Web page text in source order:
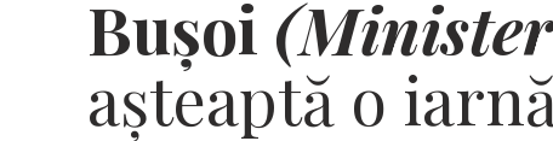
Buşoi
aşteaptă o